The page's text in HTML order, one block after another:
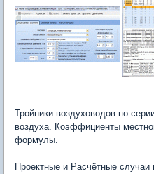
Тройники воздуховодов по
воздуха. Коэффициенты
формулы.
Проектные и Расчётные случаи